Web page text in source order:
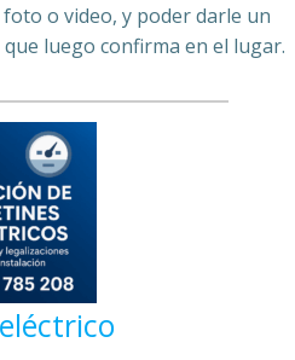
o video, y poder darle un
luego confirma en el lugar.